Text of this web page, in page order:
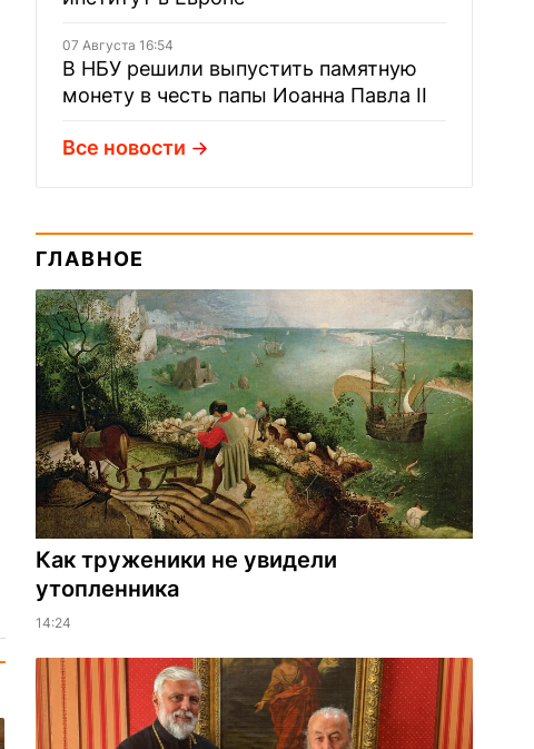
07 Августа 16:54
В НБУ решили выпустить памятную
монету в честь папы Иоанна Павла II
Все новости
ГЛАВНОЕ
Как труженики не увидели
утопленника
14:24